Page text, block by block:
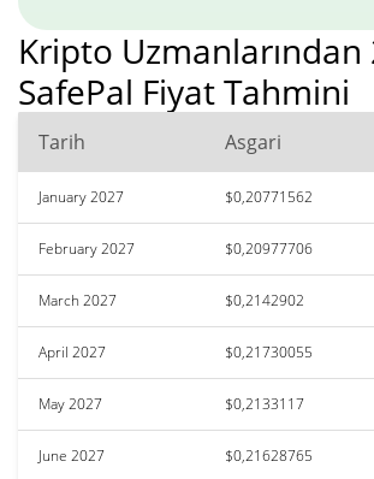
Kripto Uzmanlarından
SafePal Fiyat Tahmini
Tarih Asgari
January 2027 $0,20771562
February 2027 $0,20977706
March 2027 $0,2142902
April 2027 $0,21730055
May 2027 $0,2133117
June 2027 $0,21628765